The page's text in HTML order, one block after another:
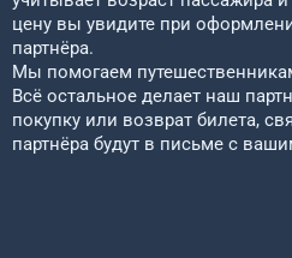
цену вы увидите при
партнёра.
Мы помогаем
Всё остальное делает наш
покупку или возврат билета,
партнёра будут в письме с